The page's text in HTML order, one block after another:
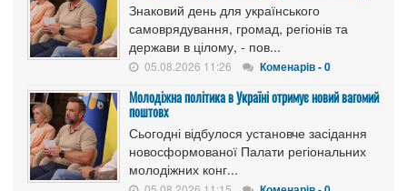
Знаковий день для українського
самоврядування, громад, регіонів та
держави в цілому, - пов...
05.08.2026 11:26 Коменарів - 0
Молодіжна політика в Україні отримує новий вагомий
поштовх
Сьогодні відбулося установче засідання
новосформованої Палати регіональних
молодіжних конг...